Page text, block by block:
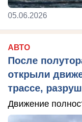
05.06.2026
АВТО
После
открыли
трассе,
Движение